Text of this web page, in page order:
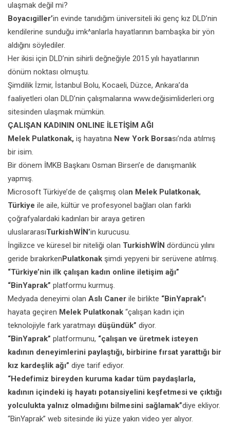
ulaşmak değil mi?
Boyacıgiller’in evinde tanıdığım üniversiteli iki genç kız DLD’nin
kendilerine sunduğu imk^anlarla hayatlarının bambaşka bir yön
aldığını söylediler.
Her ikisi için DLD’nin sihirli değneğiyle 2015 yılı hayatlarının
dönüm noktası olmuştu.
Şimdilik İzmir, İstanbul Bolu, Kocaeli, Düzce, Ankara’da
faaliyetleri olan DLD’nin çalışmalarına www.değisimliderleri.org
sitesinden ulaşmak mümkün.
ÇALIŞAN KADININ ONLINE İLETİŞİM AĞI
Melek Pulatkonak, iş hayatına New York Borsası’nda atılmış
bir isim.
Bir dönem İMKB Başkanı Osman Birsen’e de danışmanlık
yapmış.
Microsoft Türkiye’de de çalışmış olan Melek Pulatkonak,
Türkiye ile aile, kültür ve profesyonel bağları olan farklı
çoğrafyalardaki kadınları bir araya getiren
uluslararasıTurkishWİN’in kurucusu.
İngilizce ve küresel bir niteliği olan TurkishWİN dördüncü yılını
geride bırakırkenPulatkonak şimdi yepyeni bir serüvene atılmış.
“Türkiye’nin ilk çalışan kadın online iletişim ağı”
“BinYaprak” platformu kurmuş.
Medyada deneyimi olan Aslı Caner ile birlikte “BinYaprak”ı
hayata geçiren Melek Pulatkonak “çalışan kadın için
teknolojiyle fark yaratmayı düşündük” diyor.
“BinYaprak” platformunu, “çalışan ve üretmek isteyen
kadının deneyimlerini paylaştığı, birbirine fırsat yarattığı bir
kız kardeşlik ağı” diye tarif ediyor.
“Hedefimiz bireyden kuruma kadar tüm paydaşlarla,
kadının içindeki iş hayatı potansiyelini keşfetmesi ve çıktığı
yolculukta yalnız olmadığını bilmesini sağlamak”diye ekliyor.
“BinYaprak” web sitesinde iki yüze yakın video yer alıyor.